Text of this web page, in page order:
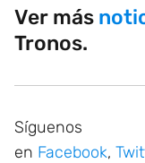
Ver más
Tronos.
Síguenos
en Facebook,